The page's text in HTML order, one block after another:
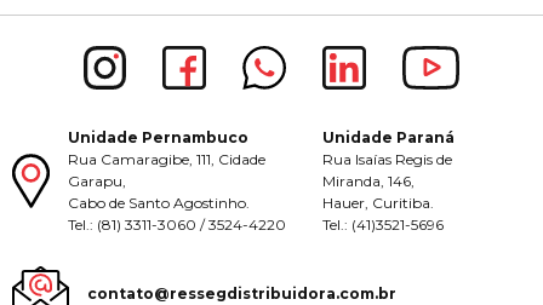
Unidade Pernambuco
Rua Camaragibe, 111, Cidade
Garapu,
Cabo de Santo Agostinho.
Tel.: (81) 3311-3060 / 3524-4220
Unidade Paraná
Rua Isaías Regis de
Miranda, 146,
Hauer, Curitiba.
Tel.: (41)3521-5696
contato@ressegdistribuidora.com.br